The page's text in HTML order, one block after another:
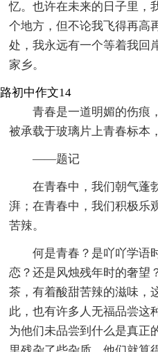
忆。也许在未来的日子里，
个地方，但不论我飞得再高
处，我永远有一个等着我
家乡。
路初中作文14
青春是一道明媚的伤痕
被承载于玻璃片上青春标本
——题记
在青春中，我们朝气蓬
湃；在青春中，我们积极乐
苦辣。
何是青春？是吖吖学语
恋？还是风烛残年时的奢望
茶，有着酸甜苦辣的滋味，
此，也有许多人无福品尝这
为他们未品尝到什么是真正